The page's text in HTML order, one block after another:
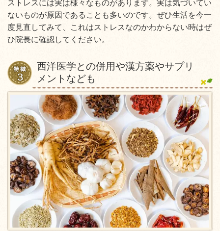
ストレスには実は様々なものがあります。実は気づいてい
ないものが原因であることも多いのです。ぜひ生活を今一
度見直してみて、これはストレスなのかわからない時はぜ
ひ院長に確認してください。
西洋医学との併用や漢方薬やサプリ
メントなども